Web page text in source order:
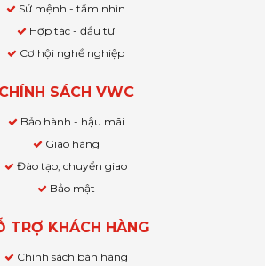
Sứ mệnh - tầm nhìn
Hợp tác - đầu tư
Cơ hội nghề nghiệp
CHÍNH SÁCH VWC
Bảo hành - hậu mãi
Giao hàng
Đào tạo, chuyển giao
Bảo mật
TRỢ KHÁCH HÀNG
Chính sách bán hàng